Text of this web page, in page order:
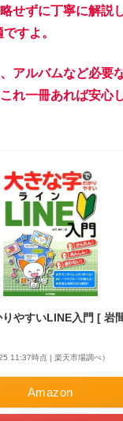
せずに丁寧に解説
すよ。
アルバムなど必要
れ一冊あれば安心
やすいLINE入門 [ 岩
11:37時点 | 楽天市場調べ）
Amazon